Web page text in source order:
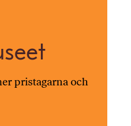
pristagarna och